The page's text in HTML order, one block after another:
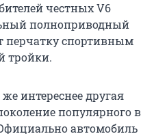
полноприводный
перчатку спортивным
тройки.
популярного в
автомобиль
что построен он